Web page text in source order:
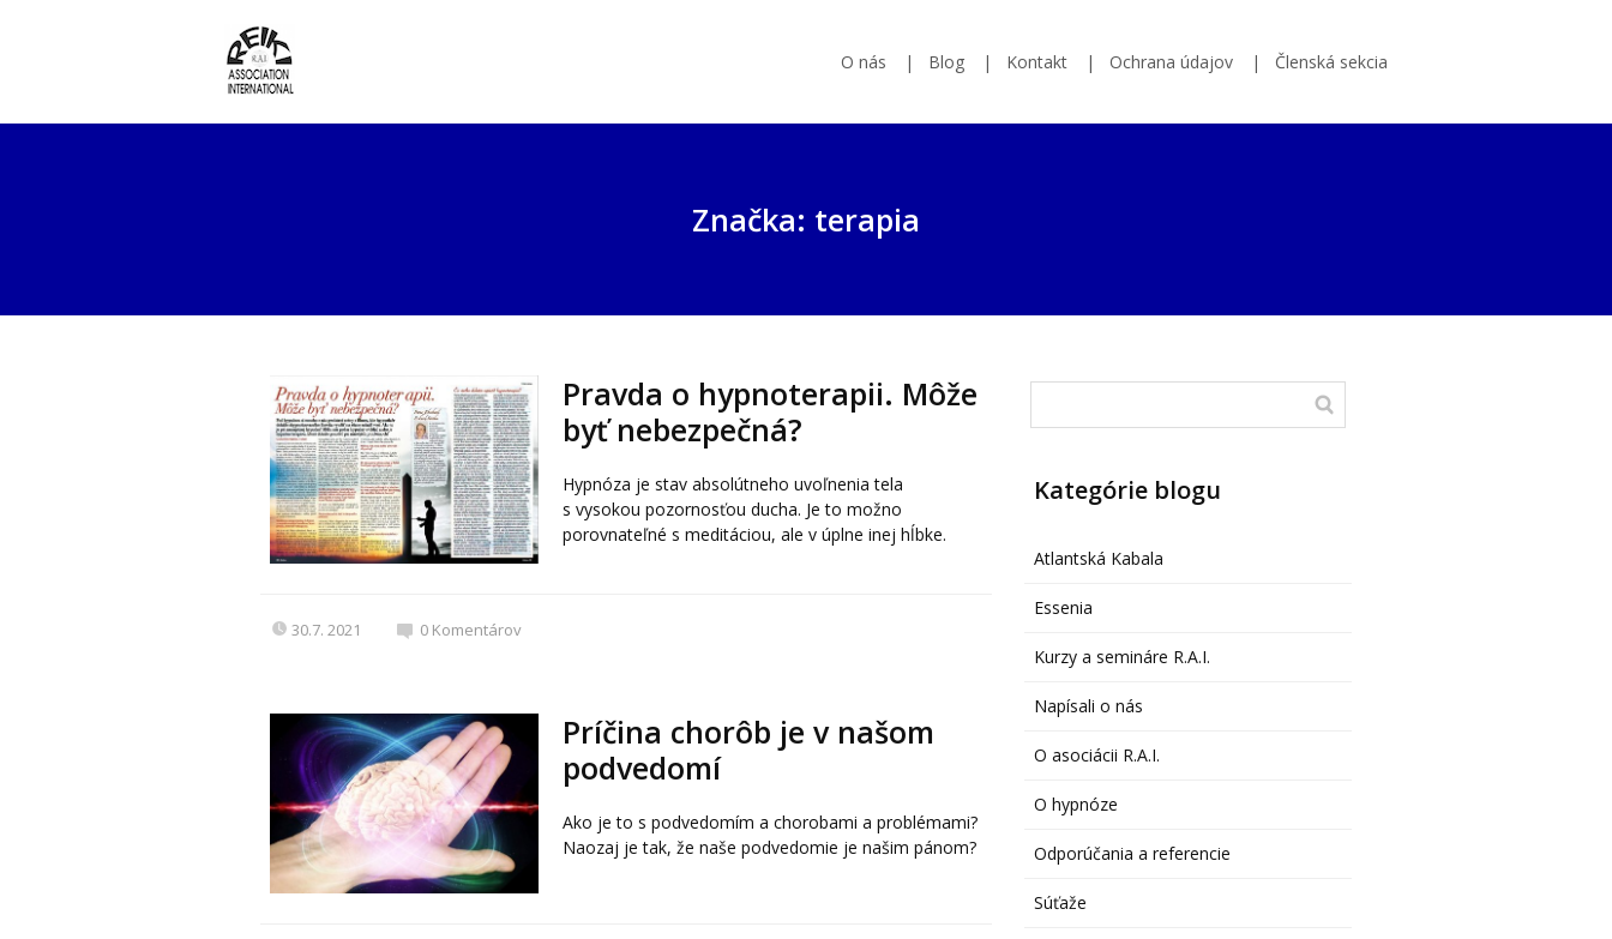
O nás Blog Kontakt Ochrana údajov Členská sekcia
Značka: terapia
Pravda o hypnoterapii. Môže
byť nebezpečná?
Hypnóza je stav absolútneho uvoľnenia tela
s vysokou pozornosťou ducha. Je to možno
porovnateľné s meditáciou, ale v úplne inej hĺbke.
30.7. 2021 0 Komentárov
Príčina chorôb je v našom
podvedomí
Ako je to s podvedomím a chorobami a problémami?
Naozaj je tak, že naše podvedomie je našim pánom?
Kategórie blogu
Atlantská Kabala
Essenia
Kurzy a semináre R.A.I.
Napísali o nás
O asociácii R.A.I.
O hypnóze
Odporúčania a referencie
Súťaže